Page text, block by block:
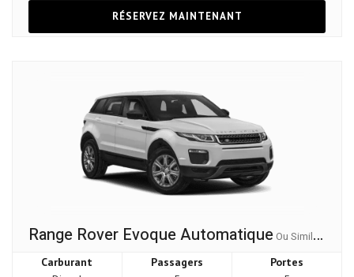
RÉSERVEZ MAINTENANT
Range Rover Evoque AutomatiqueOu Similaire
Carburant
Passagers
Portes